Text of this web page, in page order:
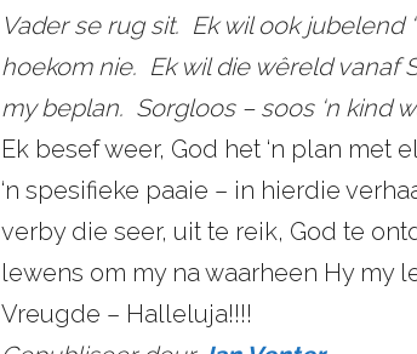
Vader se rug sit. Ek wil ook jubelend
hoekom nie. Ek wil die wêreld vanaf
my beplan. Sorgloos – soos ‘n kind
Ek besef weer, God het ‘n plan met
‘n spesifieke paaie – in hierdie
verby die seer, uit te reik, God te
lewens om my na waarheen Hy my
Vreugde – Halleluja!!!!